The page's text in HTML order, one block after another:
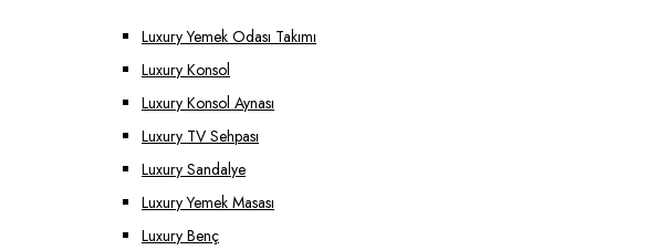
Luxury Yemek Odası Takımı
Luxury Konsol
Luxury Konsol Aynası
Luxury TV Sehpası
Luxury Sandalye
Luxury Yemek Masası
Luxury Benç